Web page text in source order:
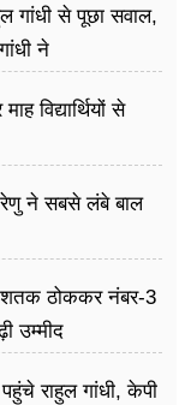
गांधी से पूछा सवाल,
ने
विद्यार्थियों से
रेणु ने सबसे लंबे बाल
शतक ठोककर नंबर-3
उम्मीद
राहुल गांधी, केपी